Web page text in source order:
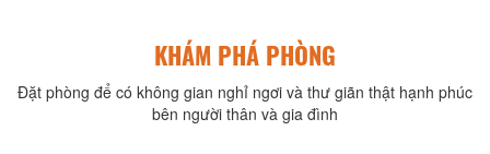
KHÁM PHÁ PHÒNG
Đặt phòng để có không gian nghỉ ngơi và thư giãn thật hạnh phúc
bên người thân và gia đình